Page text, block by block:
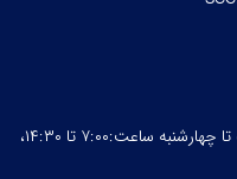
(اداری) روزهای شنبه تا چهارشنبه ساعت:۷:۰۰ تا ۱۴:۳۰،